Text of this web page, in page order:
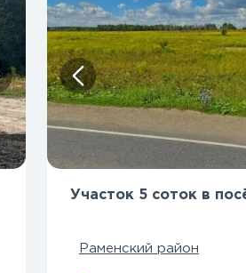
Участок 5 соток в
Раменский район